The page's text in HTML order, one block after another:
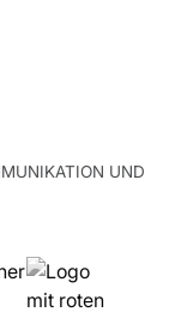
UND